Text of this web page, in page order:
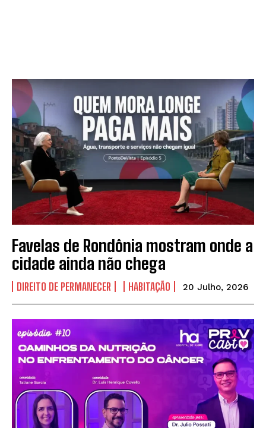
Favelas de Rondônia mostram onde a
cidade ainda não chega
DIREITO DE PERMANECER HABITAÇÃO 20 Julho, 2026